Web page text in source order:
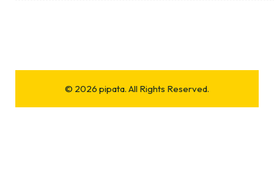
© 2026 pipata. All Rights Reserved.